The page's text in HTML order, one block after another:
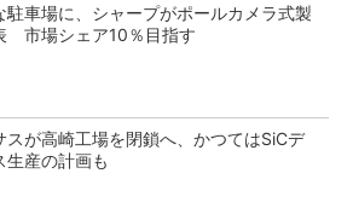
駐車場に、シャープがポールカメラ式製
市場シェア10％目指す
スが高崎工場を閉鎖へ、かつてはSiCデ
生産の計画も